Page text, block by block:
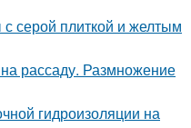
серой плиткой и желтым
рассаду. Размножение
гидроизоляции на